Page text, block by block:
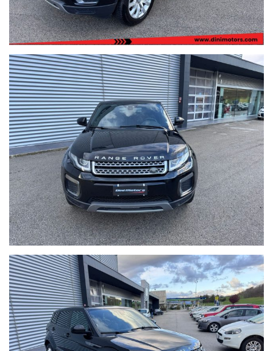
Ritiriamo o acquistiamo il tuo usato, per richiesta valutazione
descrivere la permuta con marca/modello/km/anno/condizioni
esterne/interne/meccaniche ed allegare delle foto evidenziando
eventuali difetti/lavori da eseguire.
Possibilità di pagamento con finanziamento o leasing in comode
rate personalizzabili, da valutare in sede poichè il calcolatore
automatico del sito è puramente indicativo.
Formule finanziarie anche con maxirata o restituzione dopo 2/3/4
anni.
Per gli interessati è gradito contatto telefonico allo 0722810139.
Ci puoi trovare a Sant'Angelo in Vado (PU) presso la nuova sede in
Voc. Calvernazzo n° 3 lungo la SS 73 bis accanto alla stazione di
servizio Beyfin.
Siamo facilmente raggiungibili in pullman dalla stazione di Pesaro
o dalla stazione di Arezzo per il versante tirrenico.
I dettagli dei veicoli inseriti negli annunci dal sistema automatico
o dal nostro operatore potrebbero anche differire o presentare
qualche errore, pertanto ricordiamo che questo è solo un'annuncio
e prima dell'acquisto, vi invitiamo a verificare in sede di persona
sia la correttezza dei dettagli, lo stato dell'auto se volete anche
con l'ausilio di un vostro meccanico o referente di fiducia e la
disponibilità del veicolo.